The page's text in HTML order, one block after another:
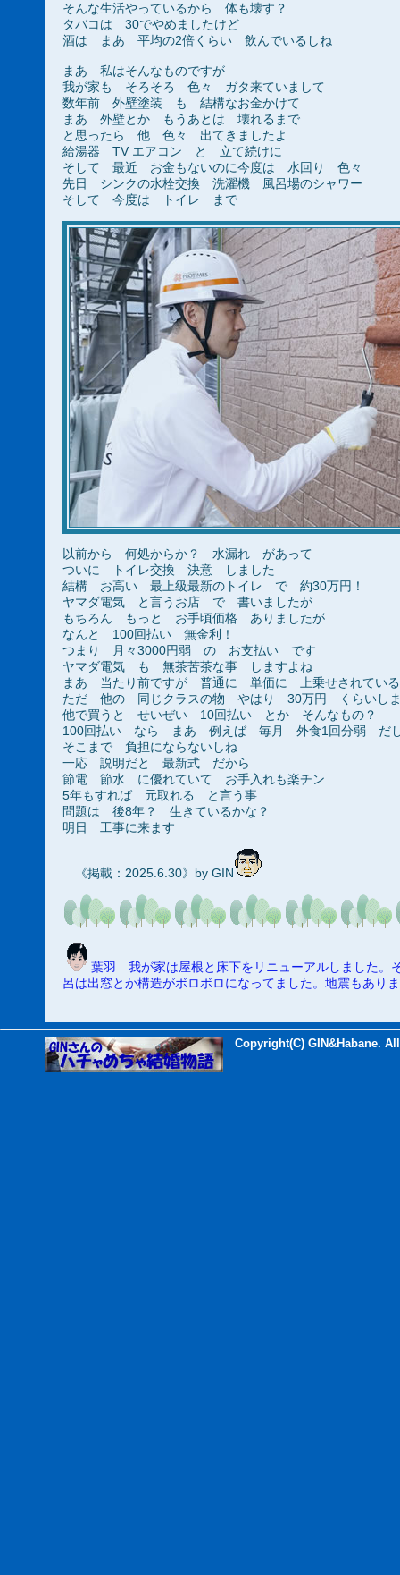
そんな生活やっているから 体も壊す？
タバコは 30でやめましたけど
酒は まあ 平均の2倍くらい 飲んでいるしね
まあ 私はそんなものですが
我が家も そろそろ 色々 ガタ来ていまして
数年前 外壁塗装 も 結構なお金かけて
まあ 外壁とか もうあとは 壊れるまで
と思ったら 他 色々 出てきましたよ
給湯器 TV エアコン と 立て続けに
そして 最近 お金もないのに今度は 水回り 色々
先日 シンクの水栓交換 洗濯機 風呂場のシャワー
そして 今度は トイレ まで
以前から 何処からか？ 水漏れ があって
ついに トイレ交換 決意 しました
結構 お高い 最上級最新のトイレ で 約30万円！
ヤマダ電気 と言うお店 で 書いましたが
もちろん もっと お手頃価格 ありましたが
なんと 100回払い 無金利！
つまり 月々3000円弱 の お支払い です
ヤマダ電気 も 無茶苦茶な事 しますよね
まあ 当たり前ですが 普通に 単価に 上乗せされてい
ただ 他の 同じクラスの物 やはり 30万円 くらいし
他で買うと せいぜい 10回払い とか そんなもの？
100回払い なら まあ 例えば 毎月 外食1回分弱 だ
そこまで 負担にならないしね
一応 説明だと 最新式 だから
節電 節水 に優れていて お手入れも楽チン
5年もすれば 元取れる と言う事
問題は 後8年？ 生きているかな？
明日 工事に来ます
《掲載：2025.6.30》by GIN
葉羽 我が家は屋根と床下をリニューアルしました。
呂は出窓とか構造がボロボロになってました。地震もあり
Copyright(C) GIN&Habane.